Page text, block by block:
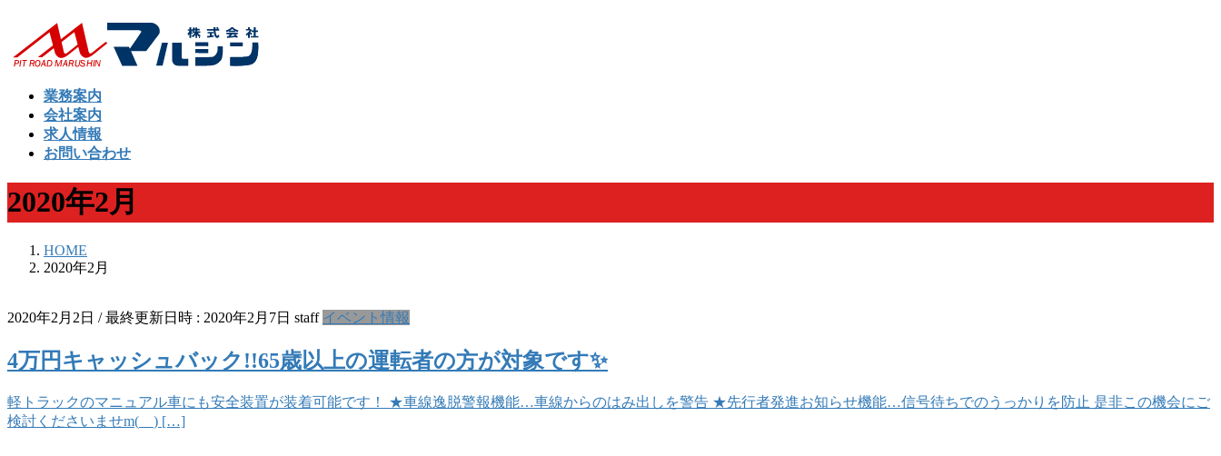
テ
プ
ゲ
動
業務案内
会社案内
求人情報
お問い合わせ
2020年2月
HOME
2020年2月
2020年2月2日 / 最終更新日時 : 2020年2月7日 staff イベント情報
4万円キャッシュバック!!65歳以上の運転者の方が対象です✨
軽トラックのマニュアル車にも安全装置が装着可能です！ ★車線逸脱警報機能…車線からのはみ出しを警告 ★先行者発進お知らせ機能…信号待ちでのうっかりを防止 是非この機会にご
検討くださいませm(__) […]